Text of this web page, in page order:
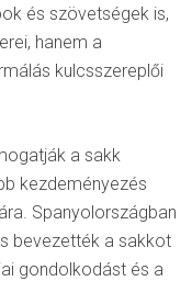
és szövetségek is,
hanem a
kulcsszereplői
a sakk
kezdeményezés
Spanyolországban
bevezették a sakkot
gondolkodást és a